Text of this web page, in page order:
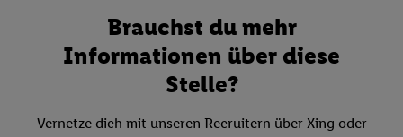
Brauchst du mehr
Informationen über diese
Stelle?
Vernetze dich mit unseren Recruitern über Xing oder